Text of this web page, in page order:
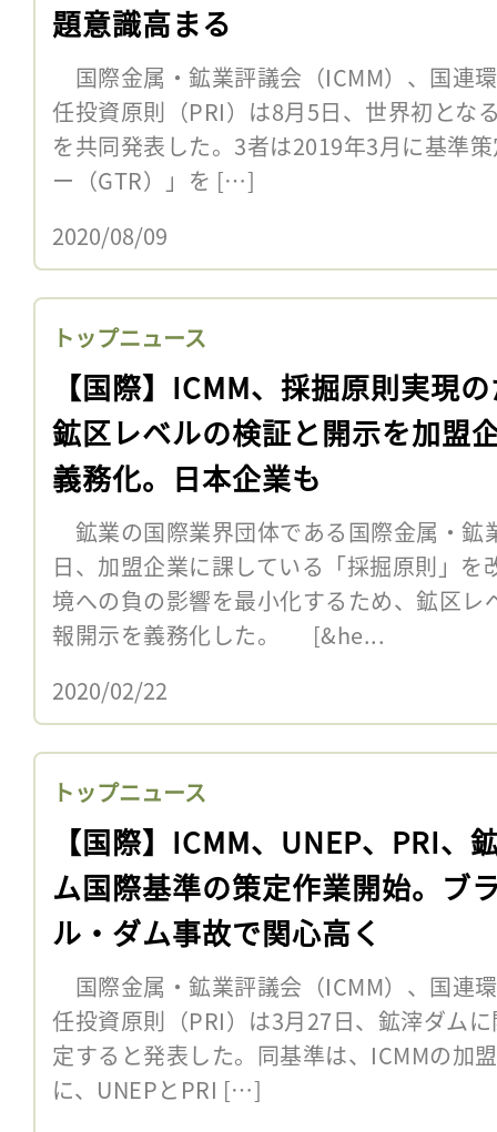
題意識高まる
国際金属・鉱業評議会（ICMM）、国連
任投資原則（PRI）は8月5日、世界初とな
を共同発表した。3者は2019年3月に基準
ー（GTR）」を […]
2020/08/09
トップニュース
【国際】ICMM、採掘原則実現
鉱区レベルの検証と開示を加盟
義務化。日本企業も
鉱業の国際業界団体である国際金属・鉱
日、加盟企業に課している「採掘原則」を
境への負の影響を最小化するため、鉱区
報開示を義務化した。 [&he...
2020/02/22
トップニュース
【国際】ICMM、UNEP、PRI、
ム国際基準の策定作業開始。ブ
ル・ダム事故で関心高く
国際金属・鉱業評議会（ICMM）、国連
任投資原則（PRI）は3月27日、鉱滓ダム
定すると発表した。同基準は、ICMMの加
に、UNEPとPRI […]